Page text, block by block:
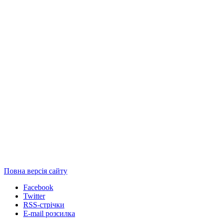
Повна версія сайту
Facebook
Twitter
RSS-стрічки
E-mail розсилка